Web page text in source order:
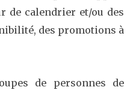
de calendrier et/ou des
des promotions à
de personnes de